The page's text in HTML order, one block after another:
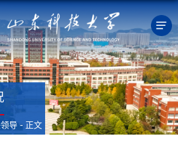
导 - 正文